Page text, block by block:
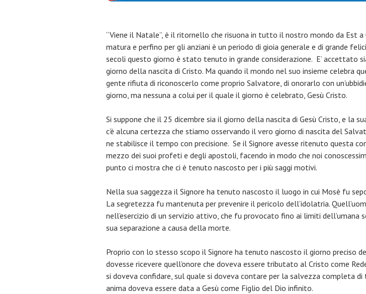
“Viene il Natale”, è il ritornello che risuona in tutto il nostro mondo da Est a
matura e perfino per gli anziani è un periodo di gioia generale e di grande
secoli questo giorno è stato tenuto in grande considerazione. E’ accettato
giorno della nascita di Cristo. Ma quando il mondo nel suo insieme celebra
gente rifiuta di riconoscerlo come proprio Salvatore, di onorarlo con
giorno, ma nessuna a colui per il quale il giorno è celebrato, Gesù Cristo.
Si suppone che il 25 dicembre sia il giorno della nascita di Gesù Cristo, e la
c’è alcuna certezza che stiamo osservando il vero giorno di nascita del
ne stabilisce il tempo con precisione. Se il Signore avesse ritenuto questa
mezzo dei suoi profeti e degli apostoli, facendo in modo che noi
punto ci mostra che ci è tenuto nascosto per i più saggi motivi.
Nella sua saggezza il Signore ha tenuto nascosto il luogo in cui Mosè fu
La segretezza fu mantenuta per prevenire il pericolo dell’idolatria.
nell’esercizio di un servizio attivo, che fu provocato fino ai limiti
sua separazione a causa della morte.
Proprio con lo stesso scopo il Signore ha tenuto nascosto il giorno preciso
dovesse ricevere quell’onore che doveva essere tributato al Cristo come
si doveva confidare, sul quale si doveva contare per la salvezza completa
anima doveva essere data a Gesù come Figlio del Dio infinito.